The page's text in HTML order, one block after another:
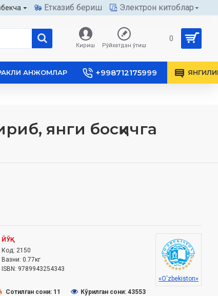
Етказиб бериш Электрон китоблар
Кириш Рўйхатдан ўтиш
0
АНЖОМЛАР +998712175999
янги босқичга
ЙЎҚ
Код: 2150
Вазни: 0.77кг
ISBN: 9789943254343
«O'zbekiston»
Сотилган сони: 11
Кўрилган сони: 43553